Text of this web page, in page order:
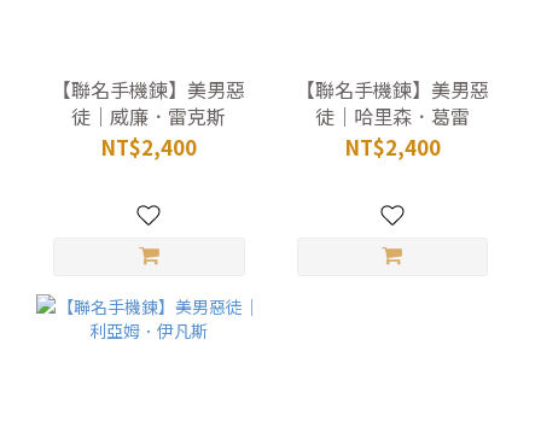
【聯名手機鍊】美男惡
徒｜威廉．雷克斯
NT$2,400
【聯名手機鍊】美男惡
徒｜哈里森．葛雷
NT$2,400